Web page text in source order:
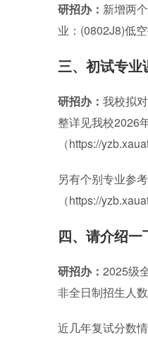
研招办： 新增两
业：(0802J8)低
三、初试专业
研招办： 我校拟
整详见我校2026
（https://
另有个别专业参
（https://
四、请介绍一
研招办： 2025级
非全日制招生人
近几年复试分数